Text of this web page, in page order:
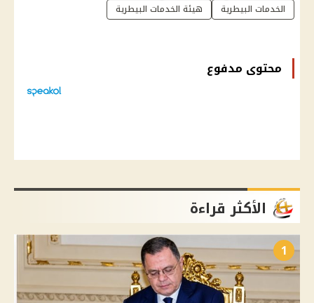
الخدمات البيطرية
هيئة الخدمات البيطرية
محتوى مدفوع
الأكثر قراءة
1